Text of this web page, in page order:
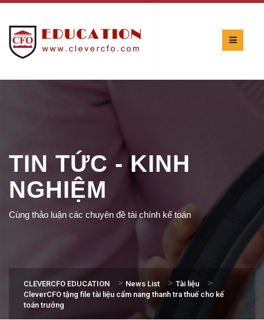
TIN TỨC - KINH
NGHIỆM
Cùng thảo luận các chuyên đề tài chính kế toán
CLEVERCFO EDUCATION > News List > Tài liệu >
CleverCFO tặng file tài liệu cẩm nang thanh tra thuế cho kế
toán trưởng